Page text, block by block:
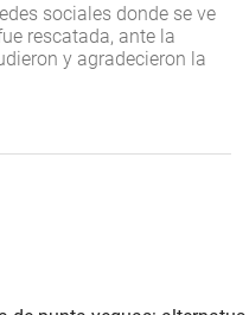
sociales donde se ve
rescatada, ante la
y agradecieron la